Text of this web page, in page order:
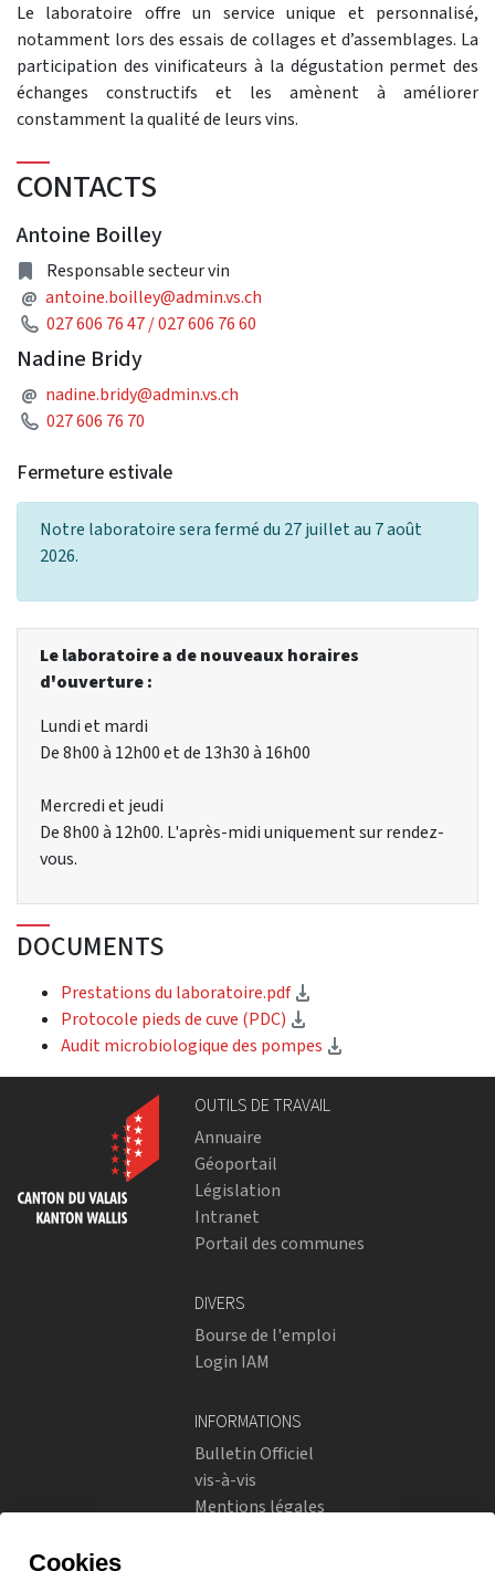
Le laboratoire offre un service unique et personnalisé,
notamment lors des essais de collages et d’assemblages. La
participation des vinificateurs à la dégustation permet des
échanges constructifs et les amènent à améliorer
constamment la qualité de leurs vins.
CONTACTS
Antoine Boilley
adresse
Responsable secteur vin
@ Adresse courriel
antoine.boilley@admin.vs.ch
Téléphone
027 606 76 47 / 027 606 76 60
Nadine Bridy
@ Adresse courriel
nadine.bridy@admin.vs.ch
Téléphone
027 606 76 70
Fermeture estivale
Notre laboratoire sera fermé du 27 juillet au 7 août
2026.
Le laboratoire a de nouveaux horaires
d'ouverture :
Lundi et mardi
De 8h00 à 12h00 et de 13h30 à 16h00
Mercredi et jeudi
De 8h00 à 12h00. L'après-midi uniquement sur rendez-
vous.
DOCUMENTS
Prestations du laboratoire.pdf
Protocole pieds de cuve (PDC)
Audit microbiologique des pompes
OUTILS DE TRAVAIL
Annuaire
Géoportail
Législation
Intranet
Portail des communes
DIVERS
Bourse de l'emploi
Login IAM
INFORMATIONS
Bulletin Officiel
vis-à-vis
Mentions légales